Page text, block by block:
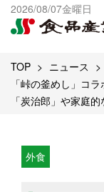
2026/08/07金曜日
出版物一覧へ
試読・購読申し
TOP ニュース
「峠の釜めし」コ
「炭治郎」や家庭
外食